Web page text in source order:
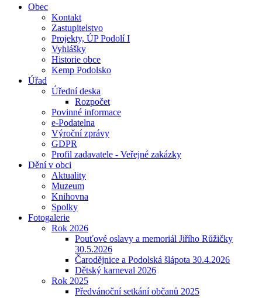
Obec
Kontakt
Zastupitelstvo
Projekty, ÚP Podolí I
Vyhlášky
Historie obce
Kemp Podolsko
Úřad
Úřední deska
Rozpočet
Povinné informace
e-Podatelna
Výroční zprávy
GDPR
Profil zadavatele - Veřejné zakázky
Dění v obci
Aktuality
Muzeum
Knihovna
Spolky
Fotogalerie
Rok 2026
Pouťové oslavy a memoriál Jiřího Růžičky
30.5.2026
Čarodějnice a Podolská šlápota 30.4.2026
Dětský karneval 2026
Rok 2025
Předvánoční setkání občanů 2025